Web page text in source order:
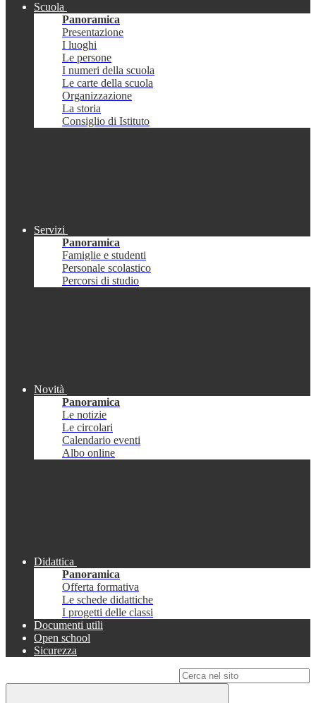
Scuola
Panoramica
Presentazione
I luoghi
Le persone
I numeri della scuola
Le carte della scuola
Organizzazione
La storia
Consiglio di Istituto
Servizi
Panoramica
Famiglie e studenti
Personale scolastico
Percorsi di studio
Novità
Panoramica
Le notizie
Le circolari
Calendario eventi
Albo online
Didattica
Panoramica
Offerta formativa
Le schede didattiche
I progetti delle classi
Documenti utili
Open school
Sicurezza